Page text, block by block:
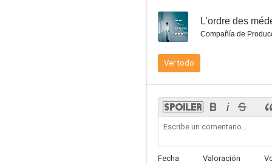
-- L’ordre des
Compañía de
Ver todo
Fecha Valoración